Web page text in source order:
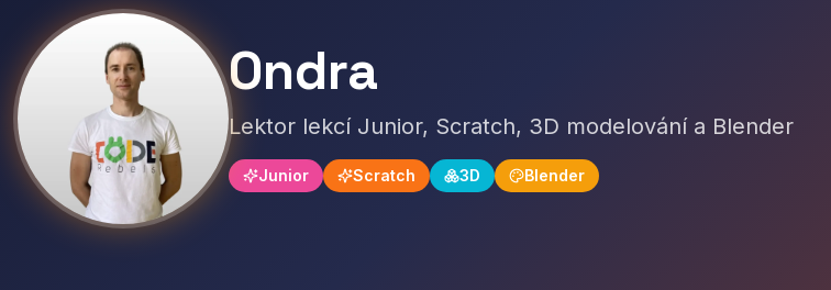
Ondra
Lektor lekcí Junior, Scratch, 3D modelování a Blender
Junior Scratch 3D Blender